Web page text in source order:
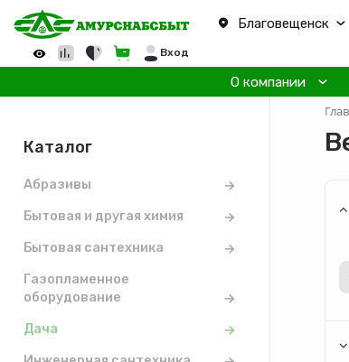
Благовещенск
Вход
О компании
Каталог
Абразивы
Бытовая и другая химия
Бытовая сантехника
Газопламенное
оборудование
Дача